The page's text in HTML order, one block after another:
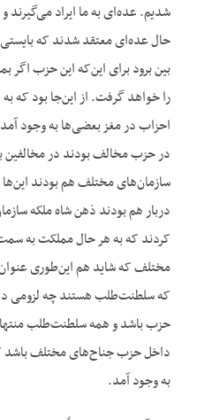
شدیم. عده‌ای به ما ایراد می‌گیرند
حال عده‌ای معتقد شدند که
بین برود برای این‌که این حزب اگر
را خواهد گرفت. از این‌جا بود که
احزاب در مغز بعضی‌ها به وجود
در حزب مخالف بودند در مخالفین
سازمان‌های مختلف هم بودند
دربار هم بودند ذهن شاه ملکه
کردند که به هر حال مملکت به
مختلف که شاید هم این‌طوری
که سلطنت‌طلب هستند چه لزومی
حزب باشد و همه سلطنت‌طلب منتها
داخل حزب جناح‌های مختلف باشد
به وجود آمد.